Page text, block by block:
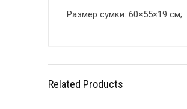
Размер сумки: 60×55×19 см;
Related Products